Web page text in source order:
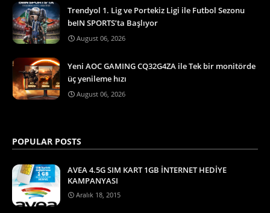
Trendyol 1. Lig ve Portekiz Ligi ile Futbol Sezonu
beIN SPORTS’ta Başlıyor
August 06, 2026
Yeni AOC GAMING CQ32G4ZA ile Tek bir monitörde
üç yenileme hızı
August 06, 2026
POPULAR POSTS
AVEA 4.5G SIM KART 1GB İNTERNET HEDİYE
KAMPANYASI
Aralık 18, 2015